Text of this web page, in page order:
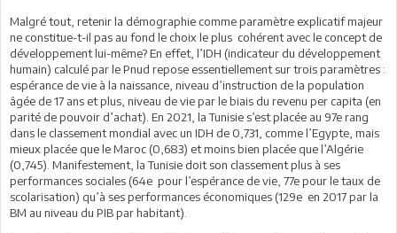
Malgré tout, retenir la démographie comme paramètre explicatif majeur
ne constitue-t-il pas au fond le choix le plus cohérent avec le concept de
développement lui-même? En effet, l’IDH (indicateur du développement
humain) calculé par le Pnud repose essentiellement sur trois paramètres :
espérance de vie à la naissance, niveau d’instruction de la population
âgée de 17 ans et plus, niveau de vie par le biais du revenu per capita (en
parité de pouvoir d’achat). En 2021, la Tunisie s’est placée au 97e rang
dans le classement mondial avec un IDH de 0,731, comme l’Egypte, mais
mieux placée que le Maroc (0,683) et moins bien placée que l’Algérie
(0,745). Manifestement, la Tunisie doit son classement plus à ses
performances sociales (64e pour l’espérance de vie, 77e pour le taux de
scolarisation) qu’à ses performances économiques (129e en 2017 par la
BM au niveau du PIB par habitant).